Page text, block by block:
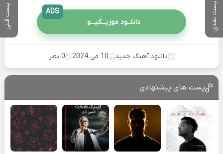
پست بعدی پست قبلی دانلــود موزیــکیـــو
ADS
دانلود آهنگ جدید 10 می 2024 0 نظر
پست های پیشنهادی